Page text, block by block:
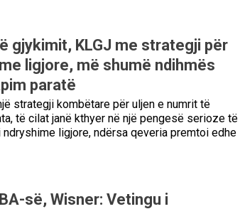
gjykimit, KLGJ me strategji për
ligjore, më shumë ndihmës
paratë
strategji kombëtare për uljen e numrit të
të cilat janë kthyer në një pengesë serioze të
ligjore, ndërsa qeveria premtoi edhe
së, Wisner: Vetingu i